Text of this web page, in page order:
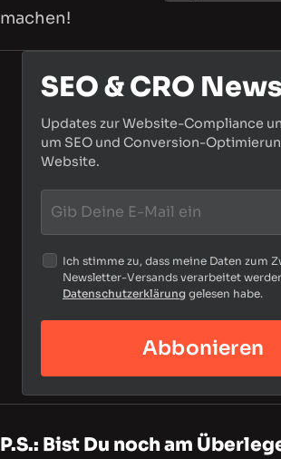
machen!
SEO & CRO
Updates zur Website-Compliance
um SEO und Conversion-
Website.
Ich stimme zu, dass meine Daten zum
Newsletter-Versands verarbeitet
Datenschutzerklärung gelesen habe.
Abbonieren
P.S.: Bist Du noch am